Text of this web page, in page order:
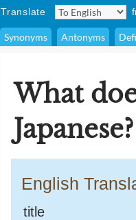
Translate
Synonyms Antonyms
What
Japanese?
English
title